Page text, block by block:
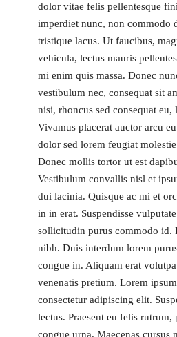
dolor vitae felis pellentesque
imperdiet nunc, non commodo
tristique lacus. Ut faucibus,
vehicula, lectus mauris
mi enim quis massa. Donec
vestibulum nec, consequat sit
nisi, rhoncus sed consequat
Vivamus placerat auctor arcu
dolor sed lorem feugiat
Donec mollis tortor ut est
Vestibulum convallis nisl et
dui lacinia. Quisque ac mi et
in in erat. Suspendisse
sollicitudin purus commodo id.
nibh. Duis interdum lorem
congue in. Aliquam erat
venenatis pretium. Lorem
consectetur adipiscing elit.
lectus. Praesent eu felis rutrum,
congue urna. Maecenas cursus